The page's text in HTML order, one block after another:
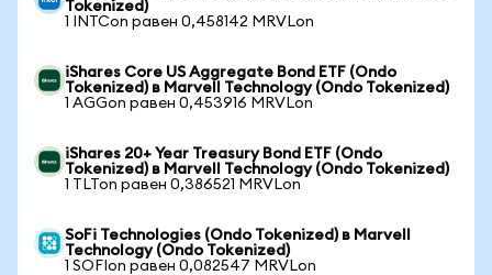
Tokenized)
1 INTCon равен 0,458142 MRVLon
iShares Core US Aggregate Bond ETF (Ondo
Tokenized) в Marvell Technology (Ondo Tokenized)
1 AGGon равен 0,453916 MRVLon
iShares 20+ Year Treasury Bond ETF (Ondo
Tokenized) в Marvell Technology (Ondo Tokenized)
1 TLTon равен 0,386521 MRVLon
SoFi Technologies (Ondo Tokenized) в Marvell
Technology (Ondo Tokenized)
1 SOFIon равен 0,082547 MRVLon